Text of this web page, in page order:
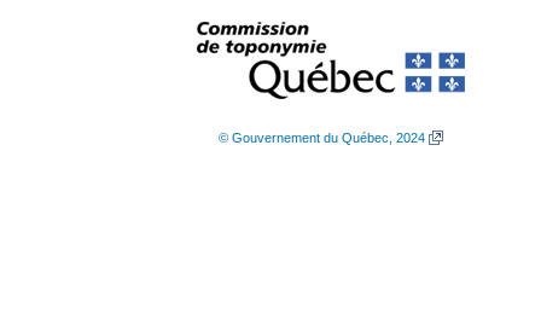
© Gouvernement du Québec, 2024